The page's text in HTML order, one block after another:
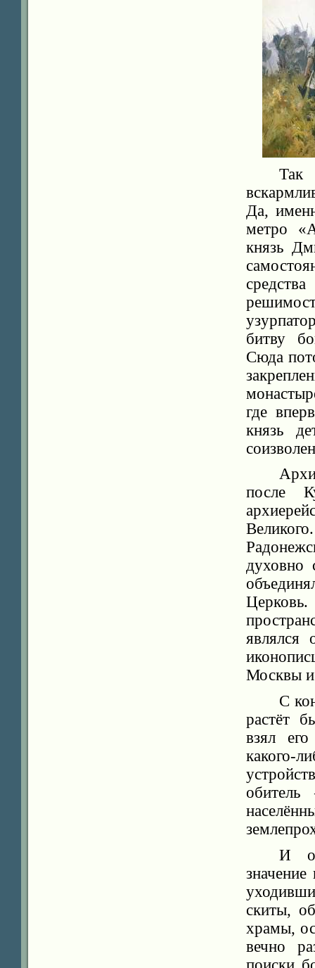
Так
Да,
метро
князь
битву
Сюда
где
князь
после
духовно
Церковь.
являлся
Москвы и
С
растёт
взял
какого-
И
скиты,
храмы,
вечно